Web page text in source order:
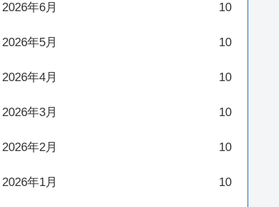
2026年6月 10
2026年5月 10
2026年4月 10
2026年3月 10
2026年2月 10
2026年1月 10